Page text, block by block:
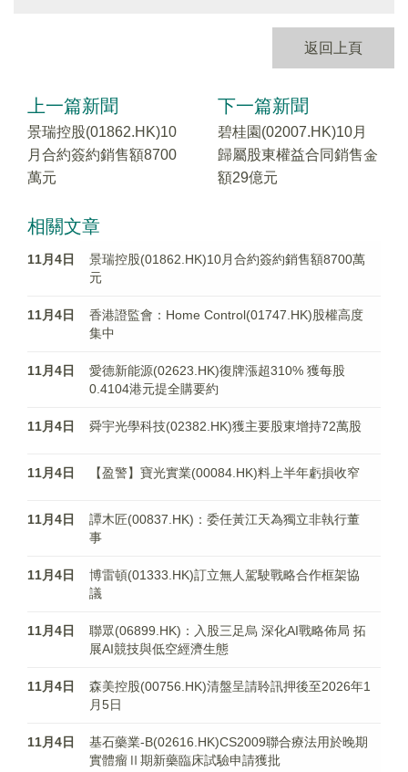
返回上頁
上一篇新聞
景瑞控股(01862.HK)10
月合約簽約銷售額8700
萬元
下一篇新聞
碧桂園(02007.HK)10月
歸屬股東權益合同銷售金
額29億元
相關文章
11月4日
景瑞控股(01862.HK)10月合約簽約銷售額8700萬
元
11月4日
香港證監會：Home Control(01747.HK)股權高度
集中
11月4日
愛德新能源(02623.HK)復牌漲超310% 獲每股
0.4104港元提全購要約
11月4日 舜宇光學科技(02382.HK)獲主要股東增持72萬股
11月4日 【盈警】寶光實業(00084.HK)料上半年虧損收窄
11月4日
譚木匠(00837.HK)：委任黃江天為獨立非執行董
事
11月4日
博雷頓(01333.HK)訂立無人駕駛戰略合作框架協
議
11月4日
聯眾(06899.HK)：入股三足烏 深化AI戰略佈局 拓
展AI競技與低空經濟生態
11月4日
森美控股(00756.HK)清盤呈請聆訊押後至2026年1
月5日
11月4日
基石藥業-B(02616.HK)CS2009聯合療法用於晚期
實體瘤Ⅱ期新藥臨床試驗申請獲批